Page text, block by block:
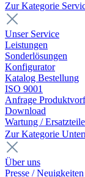
Zur Kategorie
Unser Service
Leistungen
Sonderlösungen
Konfigurator
Katalog Bestellung
ISO 9001
Anfrage
Download
Wartung /
Zur Kategorie
Über uns
Presse / Neuigkeiten